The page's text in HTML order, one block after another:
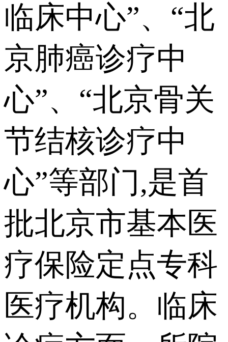
临床中心”、“北
京肺癌诊疗中
心”、“北京骨关
节结核诊疗中
心”等部门,是首
批北京市基本医
疗保险定点专科
医疗机构。临床